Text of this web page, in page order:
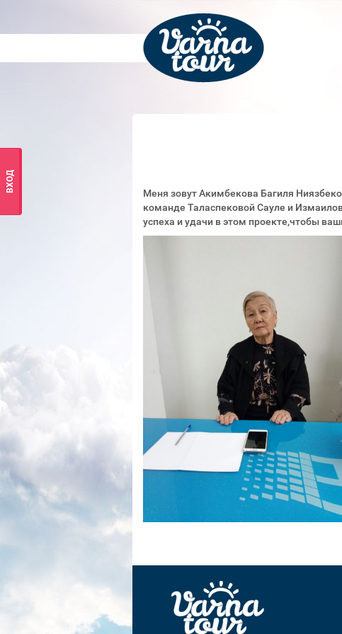
Меня зовут Акимбекова Багиля
команде Таласпековой Сауле и
успеха и удачи в
ВХОД